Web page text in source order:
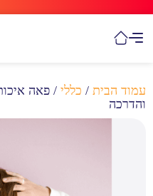
עמוד הבית / כללי / פאה
והדרכה